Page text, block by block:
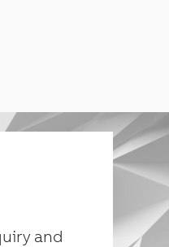
and